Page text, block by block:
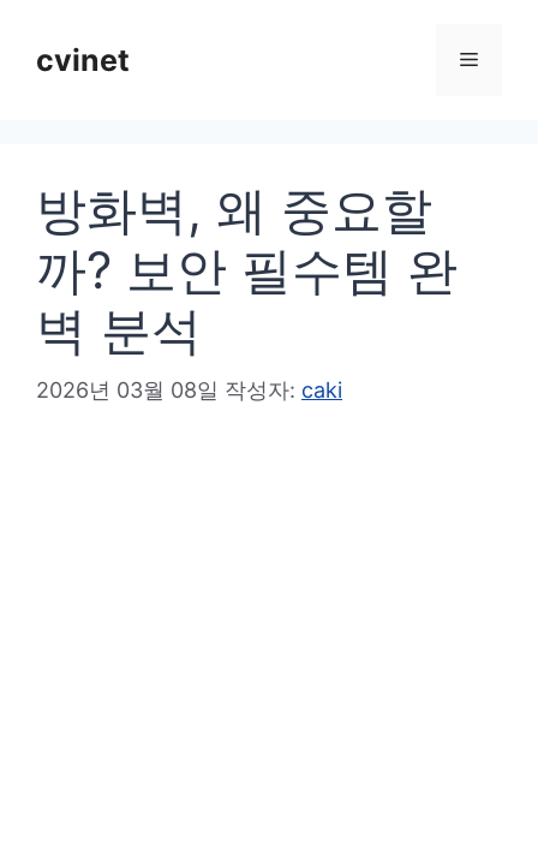
cvinet 메
방화벽, 왜 중요할
까? 보안 필수템 완
벽 분석
2026년 03월 08일 작성자: caki